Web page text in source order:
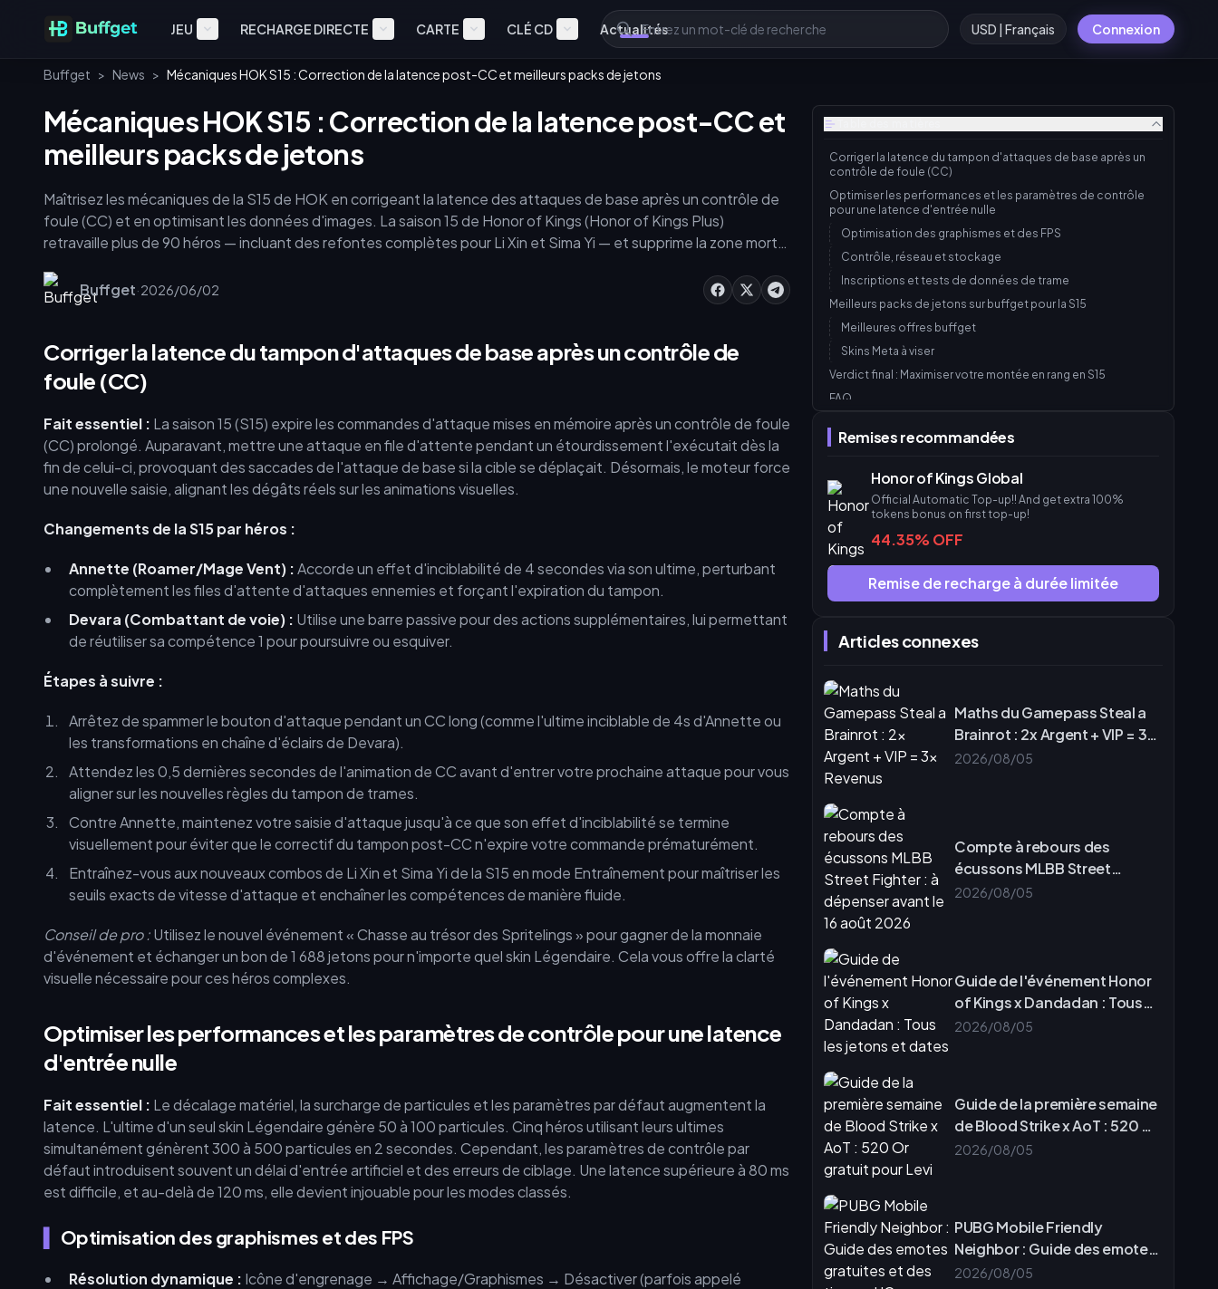
JEU RECHARGE DIRECTE CARTE CLÉ CD Actualités USD | Français Connexion
Buffget > News > Mécaniques HOK S15 : Correction de la latence post-CC et meilleurs packs de jetons
Corriger la latence du tampon d'attaques de base après un
contrôle de foule (CC)
Optimiser les performances et les paramètres de contrôle
pour une latence d'entrée nulle
Optimisation des graphismes et des FPS
Contrôle, réseau et stockage
Inscriptions et tests de données de trame
Meilleurs packs de jetons sur buffget pour la S15
Meilleures offres buffget
Skins Meta à viser
Verdict final : Maximiser votre montée en rang en S15
FAQ
Remises recommandées
Honor of Kings Global
Official Automatic Top-up!! And get extra 100%
tokens bonus on first top-up!
44.35% OFF
Remise de recharge à durée limitée
Articles connexes
Maths du Gamepass Steal a
Brainrot : 2x Argent + VIP = 3x
Revenus
2026/08/05
Compte à rebours des
écussons MLBB Street
Fighter : à dépenser avant le
2026/08/05
Guide de l'événement Honor
of Kings x Dandadan : Tous
les jetons et dates
2026/08/05
Guide de la première semaine
de Blood Strike x AoT : 520 Or
gratuit pour Levi
2026/08/05
PUBG Mobile Friendly
Neighbor : Guide des emotes
gratuites et des tirages UC
2026/08/05
Mécaniques HOK S15 : Correction de la latence post-CC et
meilleurs packs de jetons
Maîtrisez les mécaniques de la S15 de HOK en corrigeant la latence des attaques de base après un contrôle de
foule (CC) et en optimisant les données d'images. La saison 15 de Honor of Kings (Honor of Kings Plus)
retravaille plus de 90 héros — incluant des refontes complètes pour Li Xin et Sima Yi — et supprime la zone morte
monstres épiques les plus proches. Pour dominer le classement, vous avez besoin de paramètres de contrôle
précis et des meilleurs packs de jetons HOK S15 pour débloquer des skins méta qui réduisent la latence d'entrée
Buffget·2026/06/02
Corriger la latence du tampon d'attaques de base après un contrôle de
foule (CC)
Fait essentiel : La saison 15 (S15) expire les commandes d'attaque mises en mémoire après un contrôle de foule
(CC) prolongé. Auparavant, mettre une attaque en file d'attente pendant un étourdissement l'exécutait dès la
fin de celui-ci, provoquant des saccades de l'attaque de base si la cible se déplaçait. Désormais, le moteur force
une nouvelle saisie, alignant les dégâts réels sur les animations visuelles.
Changements de la S15 par héros :
Annette (Roamer/Mage Vent) :Accorde un effet d'inciblabilité de 4 secondes via son ultime, perturbant
complètement les files d'attente d'attaques ennemies et forçant l'expiration du tampon.
Devara (Combattant de voie) : Utilise une barre passive pour des actions supplémentaires, lui permettant
de réutiliser sa compétence 1 pour poursuivre ou esquiver.
Étapes à suivre :
Arrêtez de spammer le bouton d'attaque pendant un CC long (comme l'ultime inciblable de 4s d'Annette ou
les transformations en chaîne d'éclairs de Devara).
Attendez les 0,5 dernières secondes de l'animation de CC avant d'entrer votre prochaine attaque pour vous
aligner sur les nouvelles règles du tampon de trames.
Contre Annette, maintenez votre saisie d'attaque jusqu'à ce que son effet d'inciblabilité se termine
visuellement pour éviter que le correctif du tampon post-CC n'expire votre commande prématurément.
Entraînez-vous aux nouveaux combos de Li Xin et Sima Yi de la S15 en mode Entraînement pour maîtriser les
seuils exacts de vitesse d'attaque et enchaîner les compétences de manière fluide.
Conseil de pro :Utilisez le nouvel événement « Chasse au trésor des Spritelings » pour gagner de la monnaie
d'événement et échanger un bon de 1 688 jetons pour n'importe quel skin Légendaire. Cela vous offre la clarté
visuelle nécessaire pour ces héros complexes.
Optimiser les performances et les paramètres de contrôle pour une latence
d'entrée nulle
Fait essentiel : Le décalage matériel, la surcharge de particules et les paramètres par défaut augmentent la
latence. L'ultime d'un seul skin Légendaire génère 50 à 100 particules. Cinq héros utilisant leurs ultimes
simultanément génèrent 300 à 500 particules en 2 secondes. Cependant, les paramètres de contrôle par
défaut introduisent souvent un délai d'entrée artificiel et des erreurs de ciblage. Une latence supérieure à 80 ms
est difficile, et au-delà de 120 ms, elle devient injouable pour les modes classés.
Optimisation des graphismes et des FPS
Résolution dynamique : Icône d'engrenage → Affichage/Graphismes → Désactiver (parfois appelé